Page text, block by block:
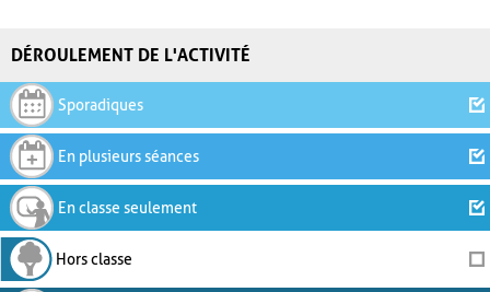
DÉROULEMENT DE L'ACTIVITÉ
Sporadiques
En plusieurs séances
En classe seulement
Hors classe